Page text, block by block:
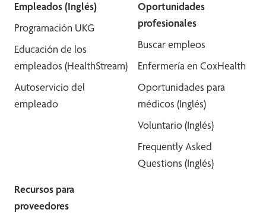
Empleados (Inglés)
Programación UKG
Educación de los
empleados (HealthStream)
Autoservicio del
empleado
Oportunidades
profesionales
Buscar empleos
Enfermería en CoxHealth
Oportunidades para
médicos (Inglés)
Voluntario (Inglés)
Frequently Asked
Questions (Inglés)
Recursos para
proveedores